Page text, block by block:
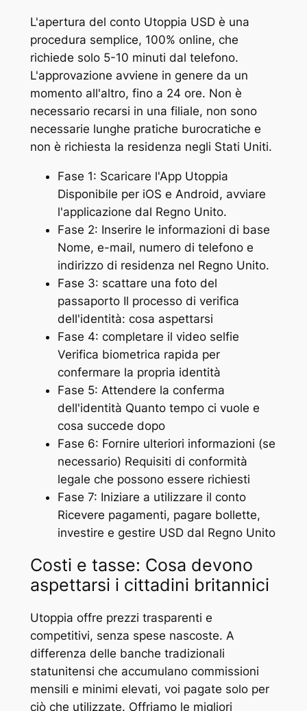
L'apertura del conto Utoppia USD è una
procedura semplice, 100% online, che
richiede solo 5-10 minuti dal telefono.
L'approvazione avviene in genere da un
momento all'altro, fino a 24 ore. Non è
necessario recarsi in una filiale, non sono
necessarie lunghe pratiche burocratiche e
non è richiesta la residenza negli Stati Uniti.
Fase 1: Scaricare l'App Utoppia
Disponibile per iOS e Android, avviare
l'applicazione dal Regno Unito.
Fase 2: Inserire le informazioni di base
Nome, e-mail, numero di telefono e
indirizzo di residenza nel Regno Unito.
Fase 3: scattare una foto del
passaporto Il processo di verifica
dell'identità: cosa aspettarsi
Fase 4: completare il video selfie
Verifica biometrica rapida per
confermare la propria identità
Fase 5: Attendere la conferma
dell'identità Quanto tempo ci vuole e
cosa succede dopo
Fase 6: Fornire ulteriori informazioni (se
necessario) Requisiti di conformità
legale che possono essere richiesti
Fase 7: Iniziare a utilizzare il conto
Ricevere pagamenti, pagare bollette,
investire e gestire USD dal Regno Unito
Costi e tasse: Cosa devono
aspettarsi i cittadini britannici
Utoppia offre prezzi trasparenti e
competitivi, senza spese nascoste. A
differenza delle banche tradizionali
statunitensi che accumulano commissioni
mensili e minimi elevati, voi pagate solo per
ciò che utilizzate. Offriamo le migliori